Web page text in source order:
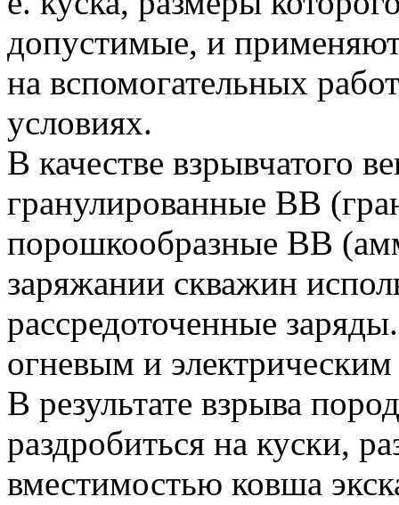
допустимые, и
на вспомогательных
условиях.
В качестве взрывчатого
гранулированные ВВ
порошкообразные ВВ
заряжании скважин
рассредоточенные
огневым и
В результате взрыва
раздробиться на куски,
вместимостью ковша